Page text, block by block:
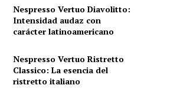
Nespresso Vertuo Diavolitto:
Intensidad audaz con
carácter latinoamericano
Nespresso Vertuo Ristretto
Classico: La esencia del
ristretto italiano